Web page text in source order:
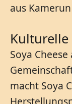
aus
Kulturelle
Soya
macht Soya